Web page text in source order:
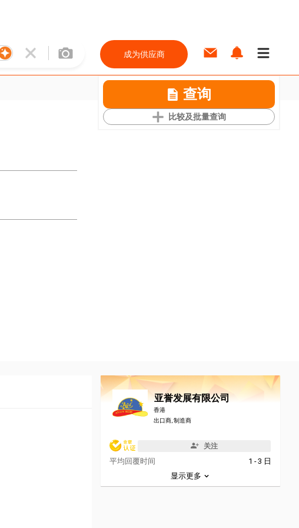
成为供应商
查询
比较及批量查询
亚誉发展有限公司
香港
出口商, 制造商
关注
平均回覆时间
1 - 3 日
显示更多